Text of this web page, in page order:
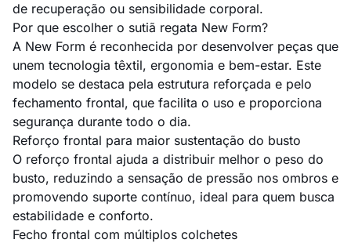
de recuperação ou sensibilidade corporal.
Por que escolher o sutiã regata New Form?
A New Form é reconhecida por desenvolver peças que
unem tecnologia têxtil, ergonomia e bem-estar. Este
modelo se destaca pela estrutura reforçada e pelo
fechamento frontal, que facilita o uso e proporciona
segurança durante todo o dia.
Reforço frontal para maior sustentação do busto
O reforço frontal ajuda a distribuir melhor o peso do
busto, reduzindo a sensação de pressão nos ombros e
promovendo suporte contínuo, ideal para quem busca
estabilidade e conforto.
Fecho frontal com múltiplos colchetes